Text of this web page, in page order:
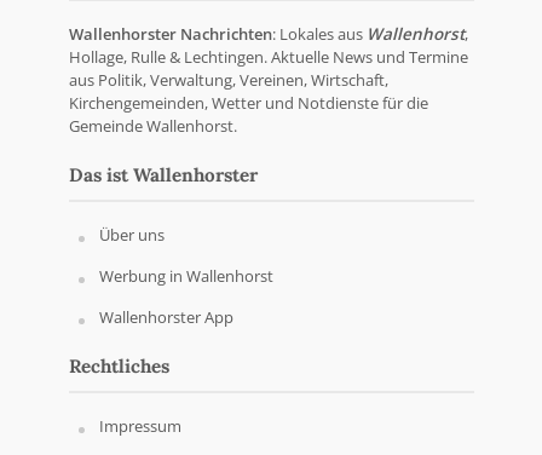
Wallenhorster Nachrichten: Lokales aus Wallenhorst,
Hollage, Rulle & Lechtingen. Aktuelle News und Termine
aus Politik, Verwaltung, Vereinen, Wirtschaft,
Kirchengemeinden, Wetter und Notdienste für die
Gemeinde Wallenhorst.
Das ist Wallenhorster
Über uns
Werbung in Wallenhorst
Wallenhorster App
Rechtliches
Impressum